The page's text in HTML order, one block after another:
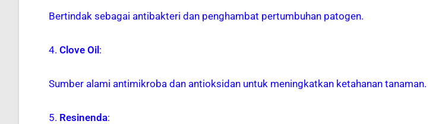
Bertindak sebagai antibakteri dan penghambat pertumbuhan patogen.
4. Clove Oil:
Sumber alami antimikroba dan antioksidan untuk meningkatkan ketahanan tanaman.
5. Resinenda: